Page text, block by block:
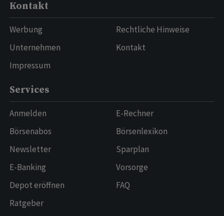
Kontakt
Werbung
Unternehmen
Impressum
Rechtliche Hinweise
Kontakt
Services
Anmelden
Börsenabos
Newsletter
E-Banking
Depot eröffnen
Ratgeber
E-Rechner
Börsenlexikon
Sparplan
Vorsorge
FAQ